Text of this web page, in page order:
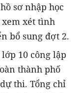
sơ nhập học
xem xét tình
bổ sung đợt 2.
10 công lập
thành phố
thi. Tổng chỉ